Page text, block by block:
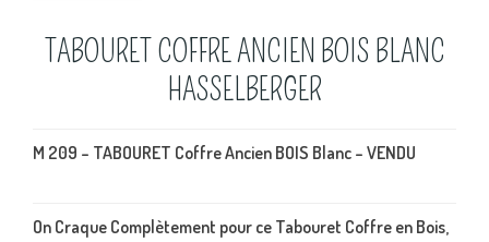
TABOURET COFFRE ANCIEN BOIS BLANC
HASSELBERGER
M 209 – TABOURET Coffre Ancien BOIS Blanc – VENDU
On Craque Complètement pour ce Tabouret Coffre en Bois,